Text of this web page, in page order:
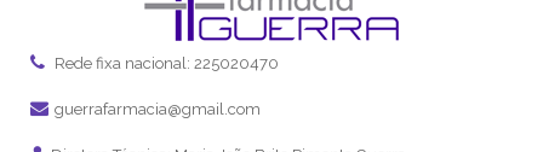
Rede fixa nacional: 225020470
guerrafarmacia@gmail.com